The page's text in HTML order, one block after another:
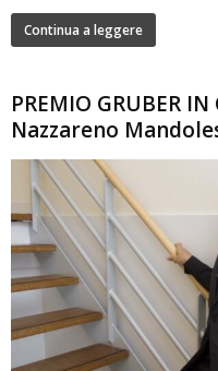
Continua a leggere
PREMIO GRUBER
Nazzareno